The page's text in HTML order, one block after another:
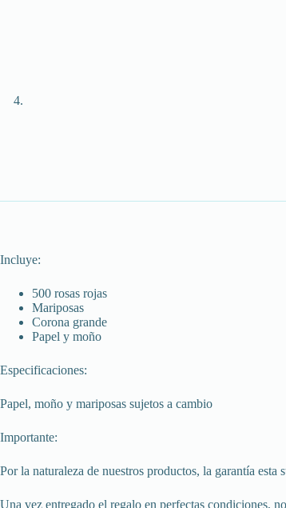
Incluye:
500 rosas rojas
Mariposas
Corona grande
Papel y moño
Especificaciones:
Papel, moño y mariposas sujetos a cambio
Importante:
Por la naturaleza de nuestros productos, la garantía
Una vez entregado el regalo en perfectas condiciones,